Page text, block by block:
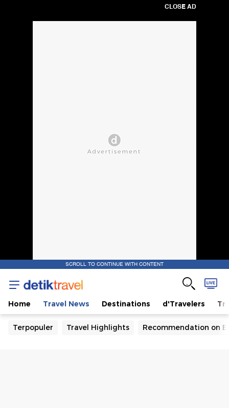
CLOSE AD
SCROLL TO CONTINUE WITH CONTENT
Home Travel News Destinations d'Travelers
Terpopuler Travel Highlights Recommendation on